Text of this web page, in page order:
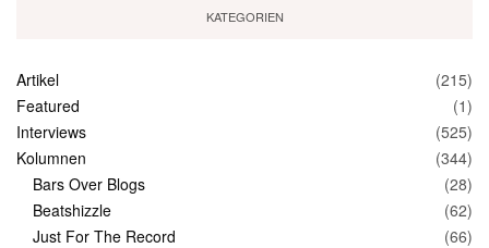
KATEGORIEN
Artikel
(215)
Featured
(1)
Interviews
(525)
Kolumnen
(344)
Bars Over Blogs
(28)
Beatshizzle
(62)
Just For The Record
(66)